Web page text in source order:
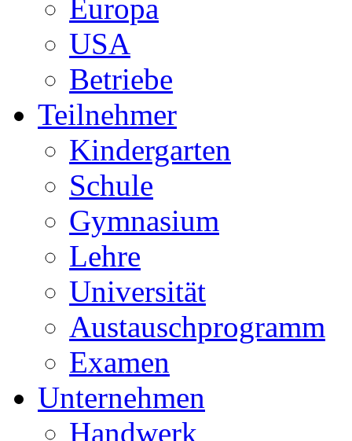
Europa
USA
Betriebe
Teilnehmer
Kindergarten
Schule
Gymnasium
Lehre
Universität
Austauschprogramm
Examen
Unternehmen
Handwerk